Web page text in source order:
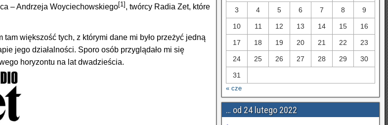
– Andrzeja Woyciechowskiego[1] , twórcy Radia Zet, które
tam większość tych, z którymi dane mi było przeżyć jedną
jego działalności. Sporo osób przyglądało mi się
horyzontu na lat dwadzieścia.
3 4 5 6 7 8 9
10 11 12 13 14 15 16
17 18 19 20 21 22 23
24 25 26 27 28 29 30
31
« cze
… od 24 lutego 2022